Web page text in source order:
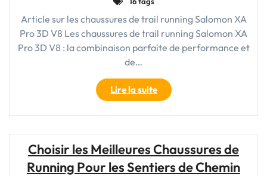
Article sur les chaussures de trail running Salomon XA
Pro 3D V8 Les chaussures de trail running Salomon XA
Pro 3D V8 : la combinaison parfaite de performance et
de…
Lire la suite"Découvrez
les
performances
chaussures
Salomon
Choisir les Meilleures Chaussures de
Running Pour les Sentiers de Chemin